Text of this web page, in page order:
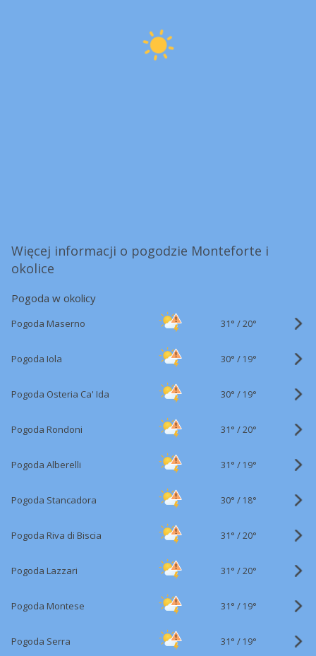
Więcej informacji o pogodzie Monteforte i
okolice
Pogoda w okolicy
Pogoda Maserno 31° /20°
Pogoda Iola 30° / 19°
Pogoda Osteria Ca' Ida 30° / 19°
Pogoda Rondoni 31° /20°
Pogoda Alberelli 31° / 19°
Pogoda Stancadora 30° / 18°
Pogoda Riva di Biscia 31° /20°
Pogoda Lazzari 31° /20°
Pogoda Montese 31° / 19°
Pogoda Serra 31° / 19°